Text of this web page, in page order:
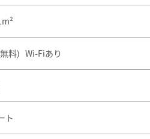
料) Wi-Fiあり
ト